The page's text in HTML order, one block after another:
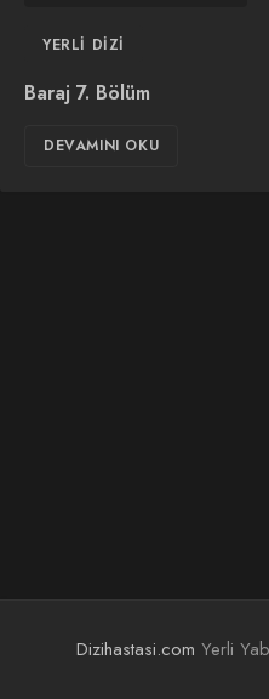
YERLI DIZI
Baraj 7. Bölüm
DEVAMINI OKU
Dizihastasi.com Yerli